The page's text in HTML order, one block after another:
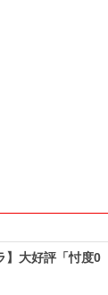
】大好評「忖度0